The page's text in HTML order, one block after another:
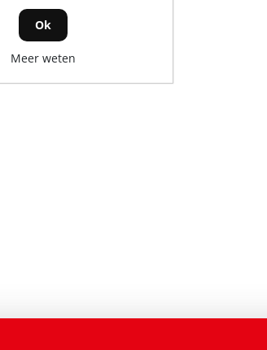
Ok
Meer weten